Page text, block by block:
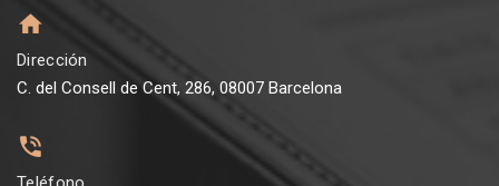
Dirección
C. del Consell de Cent, 286, 08007 Barcelona